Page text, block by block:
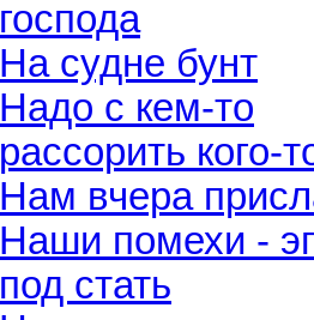
господа
На судне бунт
Надо с кем-то
рассорить кого-
Нам вчера
Наши помехи -
под стать